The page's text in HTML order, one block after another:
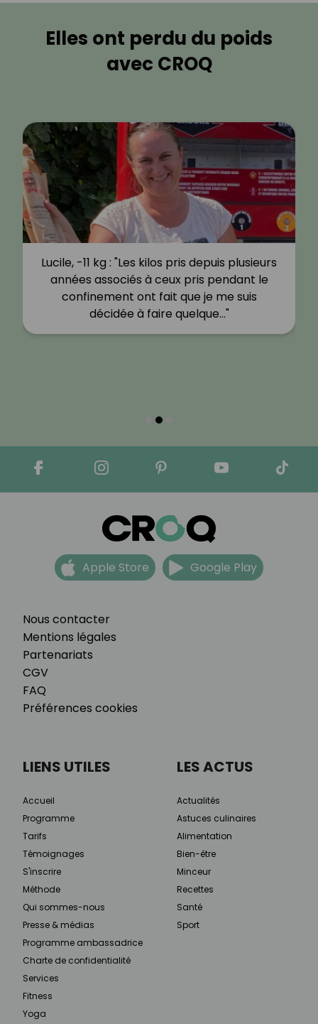
Elles ont perdu du poids
avec CROQ
Lucile, -11 kg : "Les kilos pris depuis plusieurs
années associés à ceux pris pendant le
confinement ont fait que je me suis
décidée à faire quelque…"
Nous contacter
Mentions légales
Partenariats
CGV
FAQ
Préférences cookies
Apple Store Google Play
LIENS UTILES
Accueil
Programme
Tarifs
Témoignages
S'inscrire
Méthode
Qui sommes-nous
Presse & médias
Programme ambassadrice
Charte de confidentialité
Services
Fitness
Yoga
LES ACTUS
Actualités
Astuces culinaires
Alimentation
Bien-être
Minceur
Recettes
Santé
Sport